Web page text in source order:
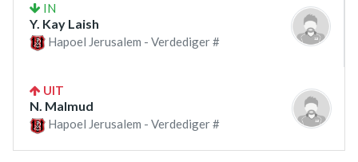
IN
Y. Kay Laish
Hapoel Jerusalem - Verdediger #
UIT
N. Malmud
Hapoel Jerusalem - Verdediger #